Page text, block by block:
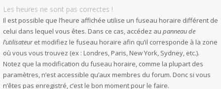
Les heures ne sont pas correctes !
Il est possible que l’heure affichée utilise un fuseau horaire différent de
celui dans lequel vous êtes. Dans ce cas, accédez au panneau de
l’utilisateuret modifiez le fuseau horaire afin qu’il corresponde à la zone
où vous vous trouvez (ex : Londres, Paris, New York, Sydney, etc.).
Notez que la modification du fuseau horaire, comme la plupart des
paramètres, n’est accessible qu’aux membres du forum. Donc si vous
n’êtes pas enregistré, c’est le bon moment pour le faire.